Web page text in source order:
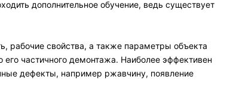
дополнительное обучение, ведь существует
рабочие свойства, а также параметры объекта
его частичного демонтажа. Наиболее эффективен
дефекты, например ржавчину, появление